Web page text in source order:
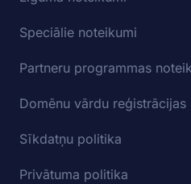
Speciālie noteikumi
Partneru programmas
Domēnu vārdu reģistrācijas
Sīkdatņu politika
Privātuma politika